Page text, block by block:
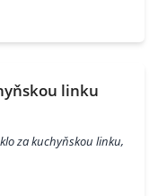
linku
za kuchyňskou linku,